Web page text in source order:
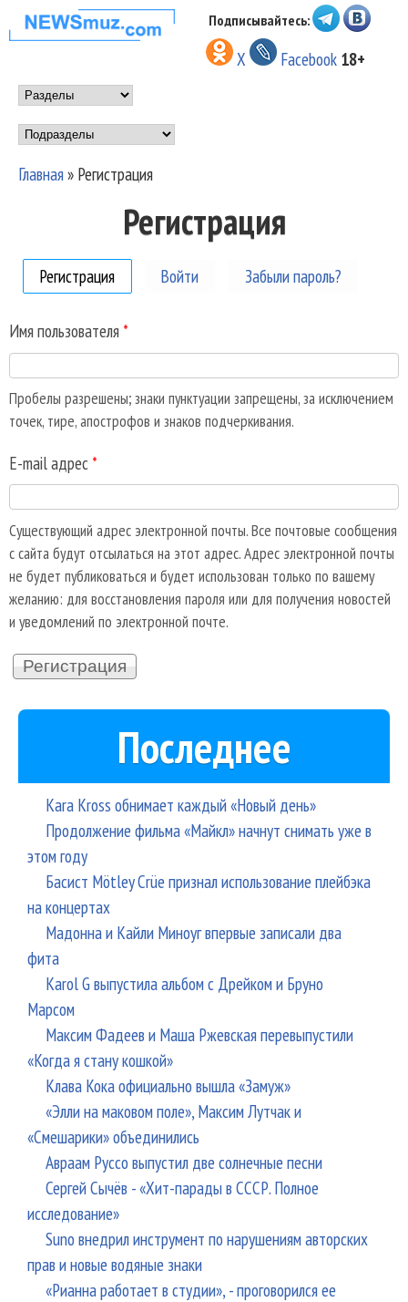
Перейти к основному
содержанию
НОВОСТИ
МУЗЫКИ И
ШОУ БИЗНЕСА
NEWSMUZ.COM
Подписывайтесь:
X Facebook 18+
Main menu
Подразделы
Главная» Регистрация
Регистрация
Регистрация (активная вкладка)
Войти Забыли пароль?
Имя пользователя *
Пробелы разрешены; знаки пунктуации запрещены, за исключением
точек, тире, апострофов и знаков подчеркивания.
E-mail адрес *
Существующий адрес электронной почты. Все почтовые сообщения
с сайта будут отсылаться на этот адрес. Адрес электронной почты
не будет публиковаться и будет использован только по вашему
желанию: для восстановления пароля или для получения новостей
и уведомлений по электронной почте.
Последнее
Kara Kross обнимает каждый «Новый день»
Продолжение фильма «Майкл» начнут снимать уже в
этом году
Басист Mötley Crüe признал использование плейбэка
на концертах
Мадонна и Кайли Миноуг впервые записали два
фита
Karol G выпустила альбом с Дрейком и Бруно
Марсом
Максим Фадеев и Маша Ржевская перевыпустили
«Когда я стану кошкой»
Клава Кока официально вышла «Замуж»
«Элли на маковом поле», Максим Лутчак и
«Смешарики» объединились
Авраам Руссо выпустил две солнечные песни
Сергей Сычёв - «Хит-парады в СССР. Полное
исследование»
Suno внедрил инструмент по нарушениям авторских
прав и новые водяные знаки
«Рианна работает в студии», - проговорился ее